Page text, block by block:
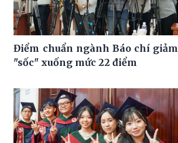
Điểm chuẩn ngành Báo chí giảm
"sốc" xuống mức 22 điểm